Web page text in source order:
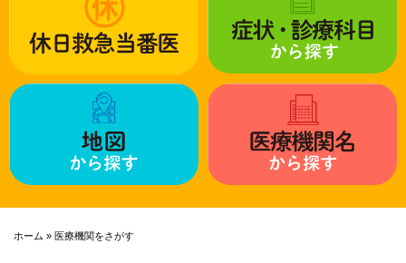
ホーム » 医療機関をさがす